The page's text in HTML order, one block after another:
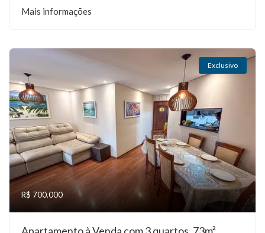
Mais informações
Exclusivo
R$ 700.000